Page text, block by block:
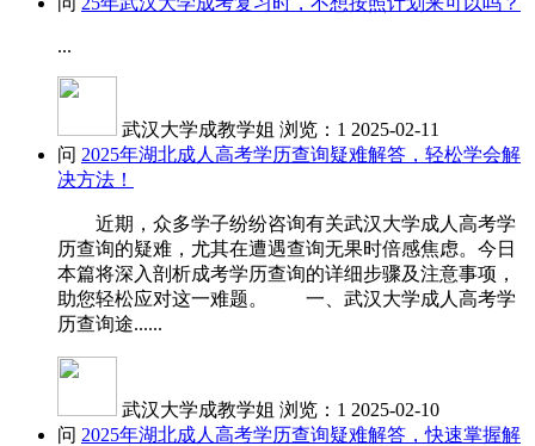
...
武汉大学成教学姐 浏览：1 2025-02-11
问 2025年湖北成人高考学历查询疑难解答，轻松学会解
决方法！
近期，众多学子纷纷咨询有关武汉大学成人高考学
历查询的疑难，尤其在遭遇查询无果时倍感焦虑。今日
本篇将深入剖析成考学历查询的详细步骤及注意事项，
助您轻松应对这一难题。 一、武汉大学成人高考学
历查询途......
武汉大学成教学姐 浏览：1 2025-02-10
问 2025年湖北成人高考学历查询疑难解答，快速掌握解